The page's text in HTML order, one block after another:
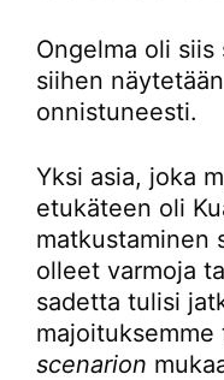
Ongelma oli
siihen
onnistuneesti.
Yksi asia, joka
etukäteen oli
matkustaminen
olleet varmoja
sadetta tulisi
majoituksemme
scenarion